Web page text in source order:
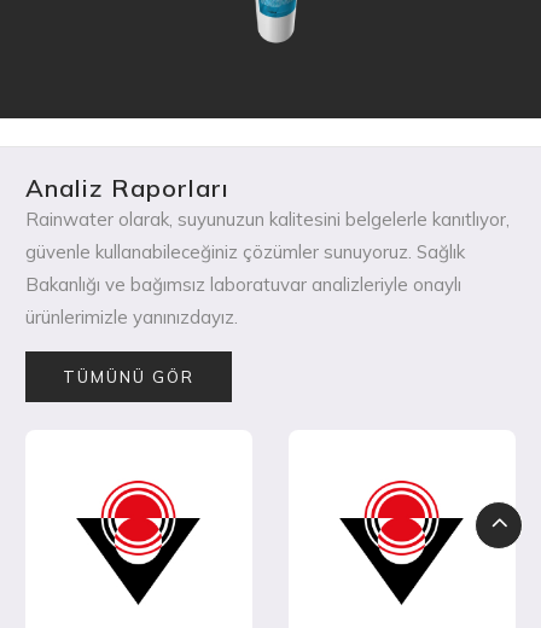
Analiz Raporları
Rainwater olarak, suyunuzun kalitesini belgelerle kanıtlıyor,
güvenle kullanabileceğiniz çözümler sunuyoruz. Sağlık
Bakanlığı ve bağımsız laboratuvar analizleriyle onaylı
ürünlerimizle yanınızdayız.
TÜMÜNÜ GÖR